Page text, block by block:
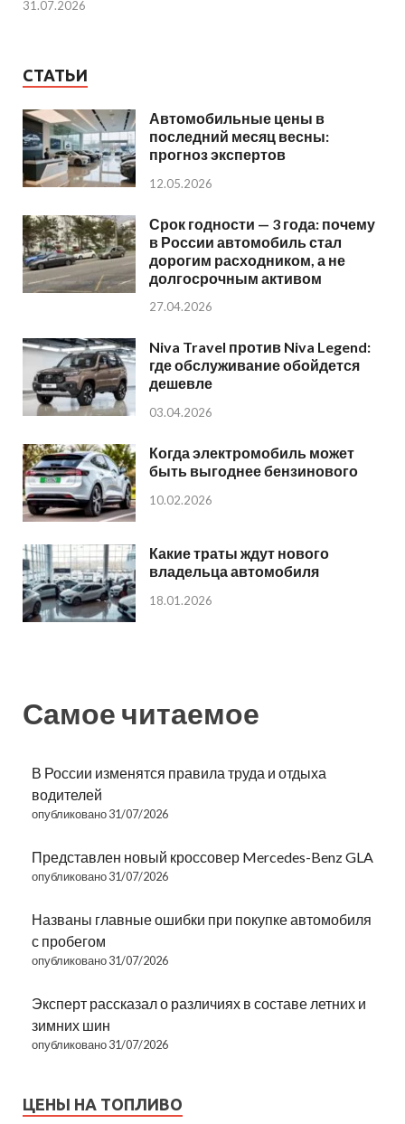
31.07.2026
СТАТЬИ
Автомобильные цены в
последний месяц весны:
прогноз экспертов
12.05.2026
Срок годности — 3 года: почему
в России автомобиль стал
дорогим расходником, а не
долгосрочным активом
27.04.2026
Niva Travel против Niva Legend:
где обслуживание обойдется
дешевле
03.04.2026
Когда электромобиль может
быть выгоднее бензинового
10.02.2026
Какие траты ждут нового
владельца автомобиля
18.01.2026
Самое читаемое
В России изменятся правила труда и отдыха
водителей
опубликовано 31/07/2026
Представлен новый кроссовер Mercedes-Benz GLA
опубликовано 31/07/2026
Названы главные ошибки при покупке автомобиля
с пробегом
опубликовано 31/07/2026
Эксперт рассказал о различиях в составе летних и
зимних шин
опубликовано 31/07/2026
ЦЕНЫ НА ТОПЛИВО